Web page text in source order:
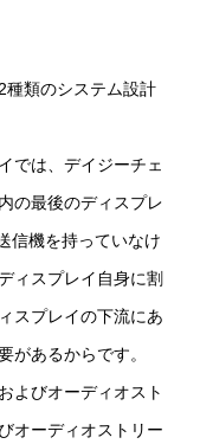
種類のシステム設計
では、デイジーチェ
の最後のディスプレ
信機を持っていなけ
ィスプレイ自身に割
スプレイの下流にあ
があるからです。
よびオーディオスト
オーディオストリー